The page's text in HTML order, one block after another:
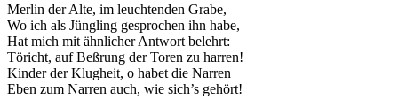
Merlin der Alte, im leuchtenden Grabe,
Wo ich als Jüngling gesprochen ihn habe,
Hat mich mit ähnlicher Antwort belehrt:
Töricht, auf Beßrung der Toren zu harren!
Kinder der Klugheit, o habet die Narren
Eben zum Narren auch, wie sich’s gehört!